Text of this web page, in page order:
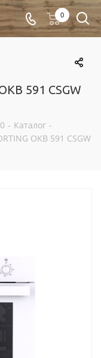
0
591 CSGW
- Каталог -
OKB 591 CSGW